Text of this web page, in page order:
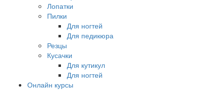
Лопатки
Пилки
Для ногтей
Для педикюра
Резцы
Кусачки
Для кутикул
Для ногтей
Онлайн курсы